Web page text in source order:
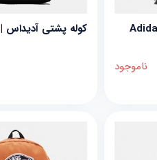
ناموجود
کوله پشتی آدیداس | Adidas